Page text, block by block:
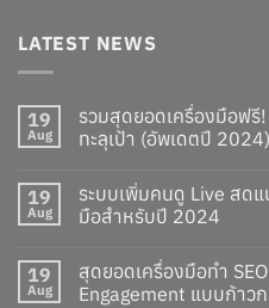
LATEST NEWS
19
Aug
รวมสุดยอดเครื่องมือฟรี
ทะลุเป้า (อัพเดตปี 2024)
19
Aug
ระบบเพิ่มคนดู Live สดแ
มือสำหรับปี 2024
19
Aug
สุดยอดเครื่องมือทำ
Engagement แบบก้าวก